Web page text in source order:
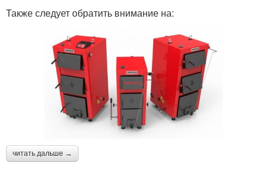
Также следует обратить внимание на:
читать дальше →